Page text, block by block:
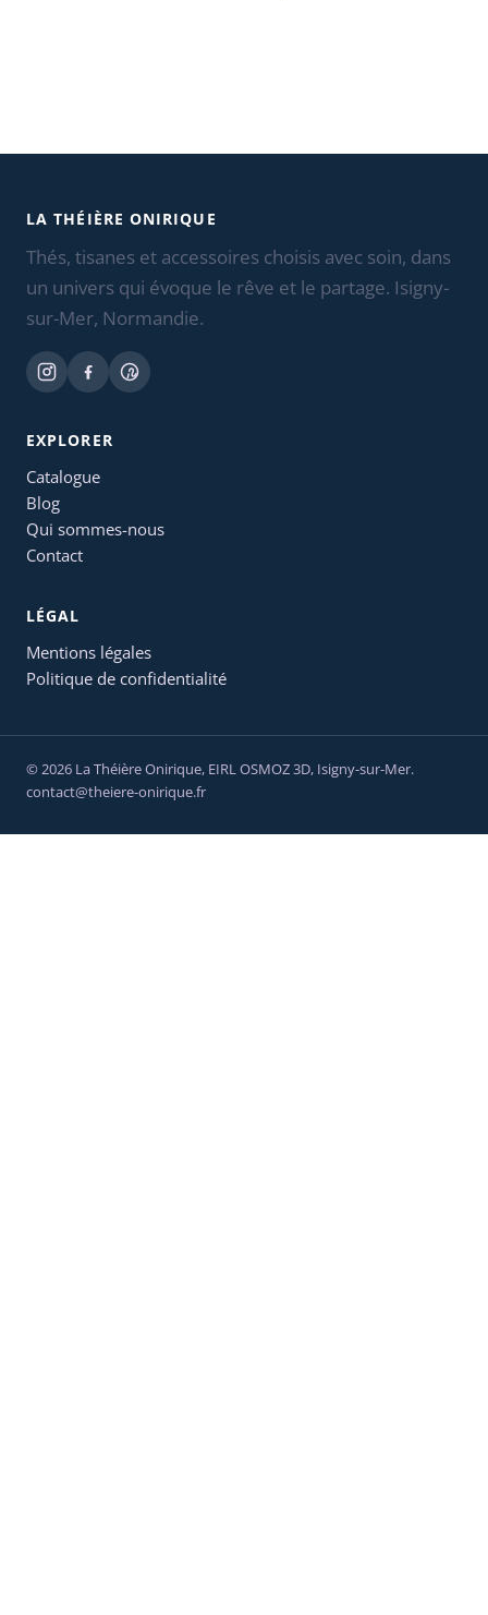
LA THÉIÈRE ONIRIQUE
Thés, tisanes et accessoires choisis avec soin, dans
un univers qui évoque le rêve et le partage. Isigny-
sur-Mer, Normandie.
EXPLORER
Catalogue
Blog
Qui sommes-nous
Contact
LÉGAL
Mentions légales
Politique de confidentialité
© 2026 La Théière Onirique, EIRL OSMOZ 3D, Isigny-sur-Mer.
contact@theiere-onirique.fr